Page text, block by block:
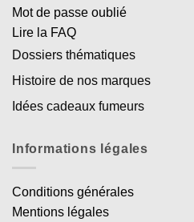
Mot de passe oublié
Lire la FAQ
Dossiers thématiques
Histoire de nos marques
Idées cadeaux fumeurs
Informations légales
Conditions générales
Mentions légales